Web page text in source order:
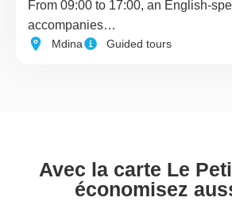
From 09:00 to 17:00, an English-
accompanies…
Mdina Guided tours
Avec la carte Le
économisez